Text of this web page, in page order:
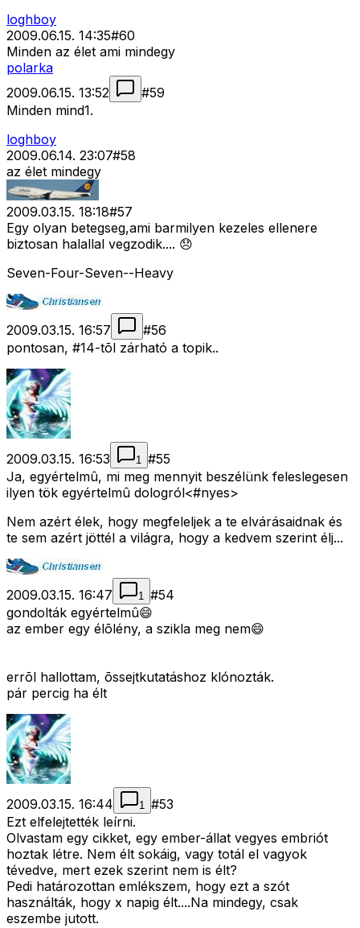
loghboy
2009.06.15. 14:35#60
Minden az élet ami mindegy
polarka
2009.06.15. 13:52
#59
Minden mind1.
loghboy
2009.06.14. 23:07#58
az élet mindegy
2009.03.15. 18:18#57
Egy olyan betegseg,ami barmilyen kezeles ellenere
biztosan halallal vegzodik.... 😞
Seven-Four-Seven--Heavy
2009.03.15. 16:57 #56
pontosan, #14-tõl zárható a topik..
2009.03.15. 16:53 1 #55
Ja, egyértelmû, mi meg mennyit beszélünk feleslegesen
ilyen tök egyértelmû dologról<#nyes>
Nem azért élek, hogy megfeleljek a te elvárásaidnak és
te sem azért jöttél a világra, hogy a kedvem szerint élj...
2009.03.15. 16:47 1 #54
gondolták egyértelmû😄
az ember egy élõlény, a szikla meg nem😄
errõl hallottam, õssejtkutatáshoz klónozták.
pár percig ha élt
2009.03.15. 16:44 1 #53
Ezt elfelejtették leírni.
Olvastam egy cikket, egy ember-állat vegyes embriót
hoztak létre. Nem élt sokáig, vagy totál el vagyok
tévedve, mert ezek szerint nem is élt?
Pedi határozottan emlékszem, hogy ezt a szót
használták, hogy x napig élt....Na mindegy, csak
eszembe jutott.